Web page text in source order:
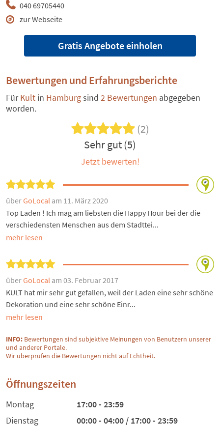
040 69705440
zur Webseite
Gratis Angebote einholen
Bewertungen und Erfahrungsberichte
FürKult in Hamburgsind 2 Bewertungen abgegeben
worden.
(2)
Sehr gut (5)
Jetzt bewerten!
überGoLocal am 11. März 2020
Top Laden ! Ich mag am liebsten die Happy Hour bei der die
verschiedensten Menschen aus dem Stadttei...
mehr lesen
überGoLocal am 03. Februar 2017
KULT hat mir sehr gut gefallen, weil der Laden eine sehr schöne
Dekoration und eine sehr schöne Einr...
mehr lesen
INFO: Bewertungen sind subjektive Meinungen von Benutzern unserer
und anderer Portale.
Wir überprüfen die Bewertungen nicht auf Echtheit.
Öffnungszeiten
Montag
17:00 - 23:59
Dienstag
00:00 - 04:00 / 17:00 - 23:59